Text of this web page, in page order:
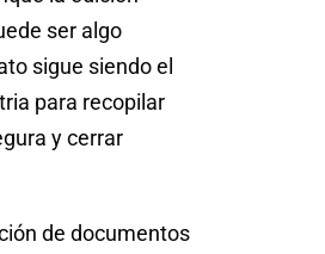
ser algo
sigue siendo el
para recopilar
y cerrar
de documentos